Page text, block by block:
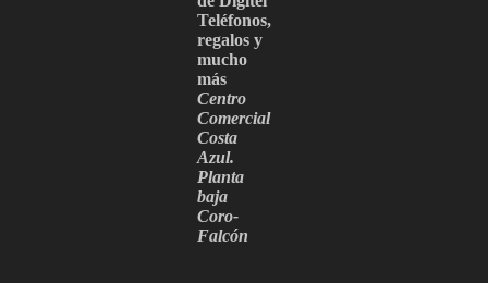
Teléfonos,
regalos y
mucho
más
Centro
Comercial
Costa
Azul.
Planta
baja
Coro-
Falcón